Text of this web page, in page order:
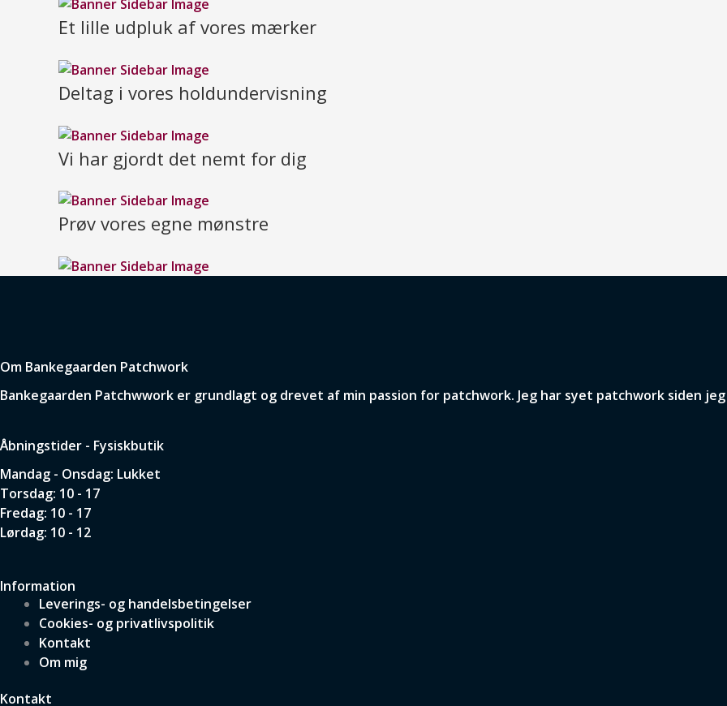
Et lille udpluk af vores mærker
Deltag i vores holdundervisning
Vi har gjordt det nemt for dig
Prøv vores egne mønstre
Om Bankegaarden Patchwork
Bankegaarden Patchwwork er grundlagt og drevet af min passion for patchwork. Jeg har syet patchwork siden
Åbningstider - Fysiskbutik
Mandag - Onsdag: Lukket
Torsdag: 10 - 17
Fredag: 10 - 17
Lørdag: 10 - 12
Information
Leverings- og handelsbetingelser
Cookies- og privatlivspolitik
Kontakt
Om mig
Kontakt